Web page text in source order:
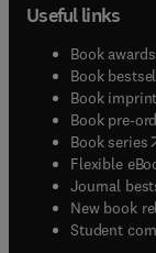
Useful links
Book awards
Book
Book
Book pre-
Book series(
Flexible
Journal
New book
Student